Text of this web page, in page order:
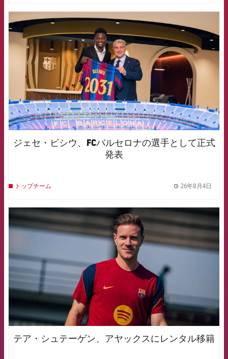
ジェセ・ビシウ、FCバルセロナの選手として正式
発表
トップチーム 26年8月4日
FCB Barcelona badge
テア・シュテーゲン、アヤックスにレンタル移籍